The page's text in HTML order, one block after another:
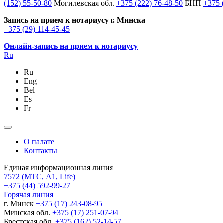
(152) 55-50-80 Могилевская обл. +375 (222) 76-48-50 БНП +375
Запись на прием к нотариусу г. Минска
+375 (29) 114-45-45
Онлайн-запись на прием к нотариусу
Ru
Ru
Eng
Bel
Es
Fr
О палате
Контакты
Единая информационная линия
7572 (МТС, A1, Life)
+375 (44) 592-99-27
Горячая линия
г. Минск +375 (17) 243-08-95
Минская обл. +375 (17) 251-07-94
Брестская обл. +375 (162) 52-14-57